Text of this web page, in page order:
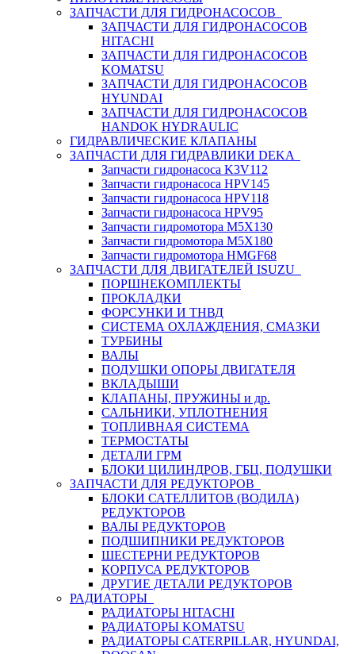
ЗАПЧАСТИ ДЛЯ ГИДРОНАСОСОВ
ЗАПЧАСТИ ДЛЯ ГИДРОНАСОСОВ
HITACHI
ЗАПЧАСТИ ДЛЯ ГИДРОНАСОСОВ
KOMATSU
ЗАПЧАСТИ ДЛЯ ГИДРОНАСОСОВ
HYUNDAI
ЗАПЧАСТИ ДЛЯ ГИДРОНАСОСОВ
HANDOK HYDRAULIC
ГИДРАВЛИЧЕСКИЕ КЛАПАНЫ
ЗАПЧАСТИ ДЛЯ ГИДРАВЛИКИ DEKA
Запчасти гидронасоса K3V112
Запчасти гидронасоса HPV145
Запчасти гидронасоса HPV118
Запчасти гидронасоса HPV95
Запчасти гидромотора M5X130
Запчасти гидромотора M5X180
Запчасти гидромотора HMGF68
ЗАПЧАСТИ ДЛЯ ДВИГАТЕЛЕЙ ISUZU
ПОРШНЕКОМПЛЕКТЫ
ПРОКЛАДКИ
ФОРСУНКИ И ТНВД
СИСТЕМА ОХЛАЖДЕНИЯ, СМАЗКИ
ТУРБИНЫ
ВАЛЫ
ПОДУШКИ ОПОРЫ ДВИГАТЕЛЯ
ВКЛАДЫШИ
КЛАПАНЫ, ПРУЖИНЫ и др.
САЛЬНИКИ, УПЛОТНЕНИЯ
ТОПЛИВНАЯ СИСТЕМА
ТЕРМОСТАТЫ
ДЕТАЛИ ГРМ
БЛОКИ ЦИЛИНДРОВ, ГБЦ, ПОДУШКИ
ЗАПЧАСТИ ДЛЯ РЕДУКТОРОВ
БЛОКИ САТЕЛЛИТОВ (ВОДИЛА)
РЕДУКТОРОВ
ВАЛЫ РЕДУКТОРОВ
ПОДШИПНИКИ РЕДУКТОРОВ
ШЕСТЕРНИ РЕДУКТОРОВ
КОРПУСА РЕДУКТОРОВ
ДРУГИЕ ДЕТАЛИ РЕДУКТОРОВ
РАДИАТОРЫ
РАДИАТОРЫ HITACHI
РАДИАТОРЫ KOMATSU
РАДИАТОРЫ CATERPILLAR, HYUNDAI,